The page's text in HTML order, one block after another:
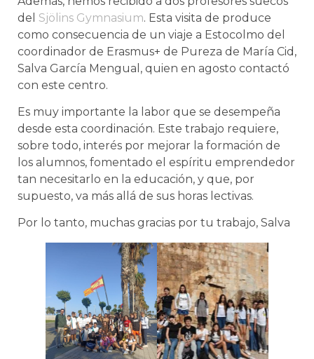
del Sjölins Gymnasium. Esta visita de produce
como consecuencia de un viaje a Estocolmo del
coordinador de Erasmus+ de Pureza de María Cid,
Salva García Mengual, quien en agosto contactó
con este centro.
Es muy importante la labor que se desempeña
desde esta coordinación. Este trabajo requiere,
sobre todo, interés por mejorar la formación de
los alumnos, fomentado el espíritu emprendedor
tan necesitarlo en la educación, y que, por
supuesto, va más allá de sus horas lectivas.
Por lo tanto, muchas gracias por tu trabajo, Salva